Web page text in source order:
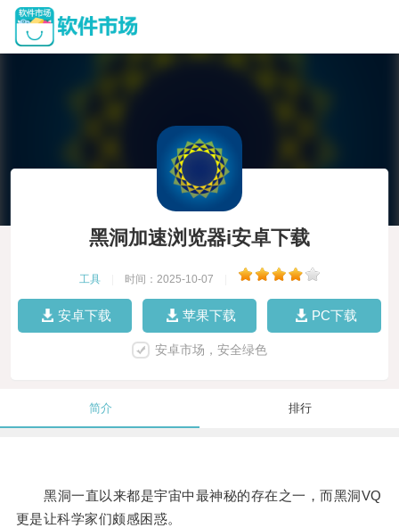
黑洞加速浏览器i安卓下载
工具 时间：2025-10-07
安卓下载 苹果下载 PC下载
安卓市场，安全绿色
简介 排行
黑洞一直以来都是宇宙中最神秘的存在之一，而黑洞VQ
更是让科学家们颇感困惑。